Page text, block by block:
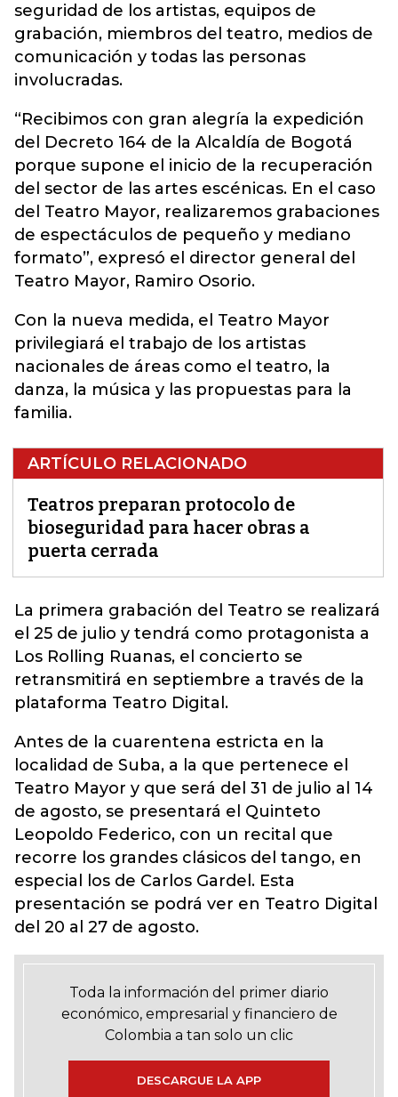
seguridad de los artistas, equipos de
grabación, miembros del teatro, medios de
comunicación y todas las personas
involucradas.
“Recibimos con gran alegría la expedición
del Decreto 164 de la Alcaldía de Bogotá
porque supone el inicio de la recuperación
del sector de las artes escénicas. En el caso
del Teatro Mayor, realizaremos grabaciones
de espectáculos de pequeño y mediano
formato”, expresó el director general del
Teatro Mayor, Ramiro Osorio.
Con la nueva medida, el Teatro Mayor
privilegiará el trabajo de los artistas
nacionales de áreas como el teatro, la
danza, la música y las propuestas para la
familia.
ARTÍCULO RELACIONADO
Teatros preparan protocolo de
bioseguridad para hacer obras a
puerta cerrada
La primera grabación del Teatro se realizará
el 25 de julio y tendrá como protagonista a
Los Rolling Ruanas, el concierto se
retransmitirá en septiembre a través de la
plataforma Teatro Digital.
Antes de la cuarentena estricta en la
localidad de Suba, a la que pertenece el
Teatro Mayor y que será del 31 de julio al 14
de agosto, se presentará el Quinteto
Leopoldo Federico, con un recital que
recorre los grandes clásicos del tango, en
especial los de Carlos Gardel. Esta
presentación se podrá ver en Teatro Digital
del 20 al 27 de agosto.
Toda la información del primer diario
económico, empresarial y financiero de
Colombia a tan solo un clic
DESCARGUE LA APP